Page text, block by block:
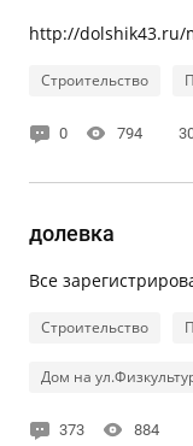
http://dolshik43.ru/
Строительство
0 794
долевка
Все
Строительство
Дом на
373 884